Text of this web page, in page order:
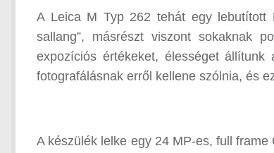
A Leica M Typ 262 tehát egy lebutított
sallang”, másrészt viszont sokaknak
expozíciós értékeket, élességet
fotografálásnak erről kellene szólnia, és
A készülék lelke egy 24 MP-es, full